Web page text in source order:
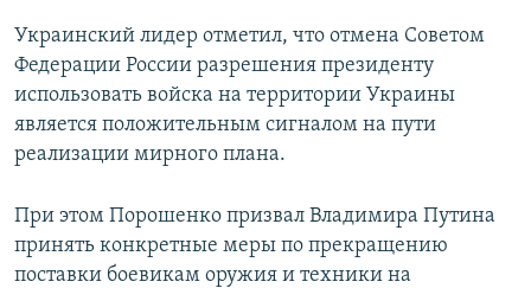
Все сайты RFE/RL
Украинский лидер отметил, что отмена Советом
Федерации России разрешения президенту
использовать войска на территории Украины
является положительным сигналом на пути
реализации мирного плана.
При этом Порошенко призвал Владимира Путина
принять конкретные меры по прекращению
поставки боевикам оружия и техники на